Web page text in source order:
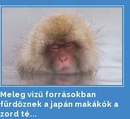
Meleg vizű forrásokban
fürdőznek a japán makákók a
zord té...